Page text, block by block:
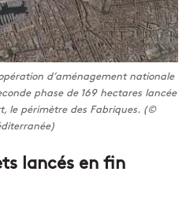
d’aménagement nationale
phase de 169 hectares lancée
le périmètre des Fabriques. (©
lancés en fin